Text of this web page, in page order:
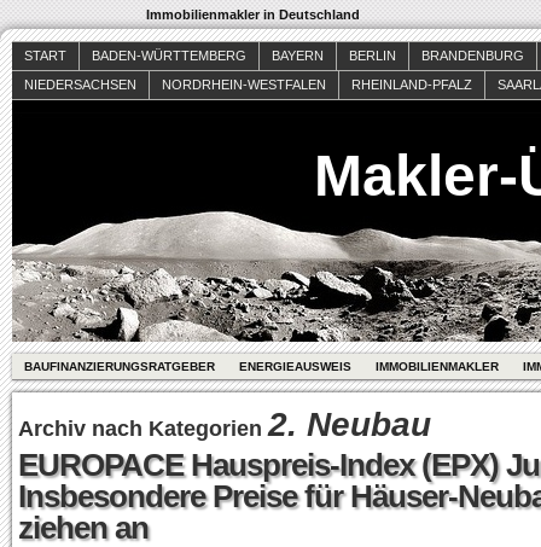
Immobilienmakler in Deutschland
START BADEN-WÜRTTEMBERG BAYERN BERLIN
BRANDENBURG
NIEDERSACHSEN
NORDRHEIN-WESTFALEN RHEINLAND-PFALZ
Makler-
BAUFINANZIERUNGSRATGEBER ENERGIEAUSWEIS IMMOBILIENMAKLER
Archiv nach Kategorien2. Neubau
EUROPACE Hauspreis-Index (EPX)
Insbesondere Preise für Häuser-
ziehen an